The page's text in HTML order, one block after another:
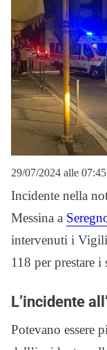
29/07/2024 alle 07:45
Incidente nella
Messina a
intervenuti i
118 per prestare
L’incidente
Potevano essere